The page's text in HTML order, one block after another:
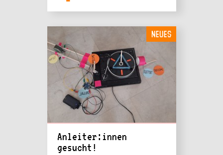
NEUES
Anleiter:innen
gesucht!